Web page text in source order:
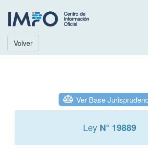
Volver
Ver Base
Ley N° 19889